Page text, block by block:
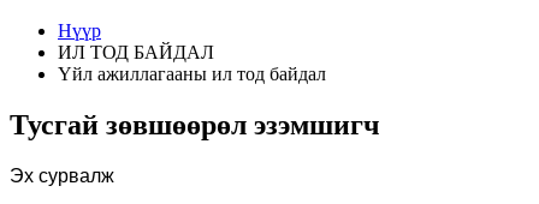
Нүүр
ИЛ ТОД БАЙДАЛ
Үйл ажиллагааны ил тод байдал
Тусгай зөвшөөрөл эзэмшигч
Эх сурвалж